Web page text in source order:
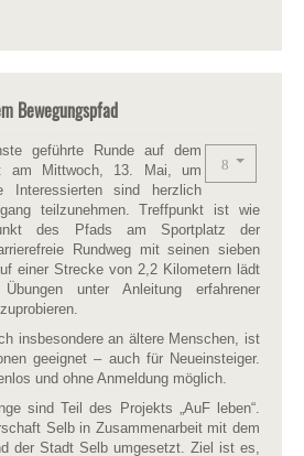
Bewegungspfad
geführte Runde auf dem
am Mittwoch, 13. Mai, um
sind herzlich
teilzunehmen. Treffpunkt ist wie
des Pfads am Sportplatz der
Rundweg mit seinen sieben
einer Strecke von 2,2 Kilometern lädt
unter Anleitung erfahrener
insbesondere an ältere Menschen, ist
geeignet – auch für Neueinsteiger.
und ohne Anmeldung möglich.
sind Teil des Projekts „AuF leben“.
Selb in Zusammenarbeit mit dem
der Stadt Selb umgesetzt. Ziel ist es,